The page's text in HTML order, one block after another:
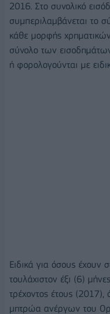
2016. Στο συνολικό
συμπεριλαμβάνεται το
κάθε μορφής
σύνολο των
ή φορολογούνται με
Ειδικά για όσους έχουν
τουλάχιστον έξι (6)
τρέχοντος έτους
μητρώα ανέργων του